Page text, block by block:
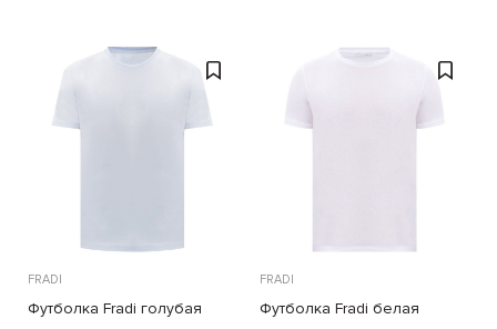
FRADI
Футболка Fradi голубая
FRADI
Футболка Fradi белая